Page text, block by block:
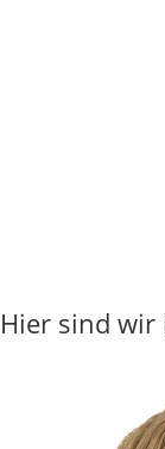
Hier sind wir